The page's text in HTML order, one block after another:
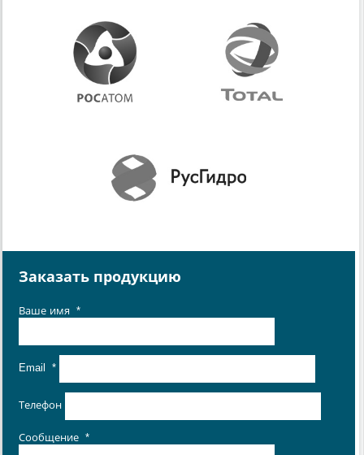
Заказать продукцию
Ваше имя *
Email *
Телефон
Сообщение *